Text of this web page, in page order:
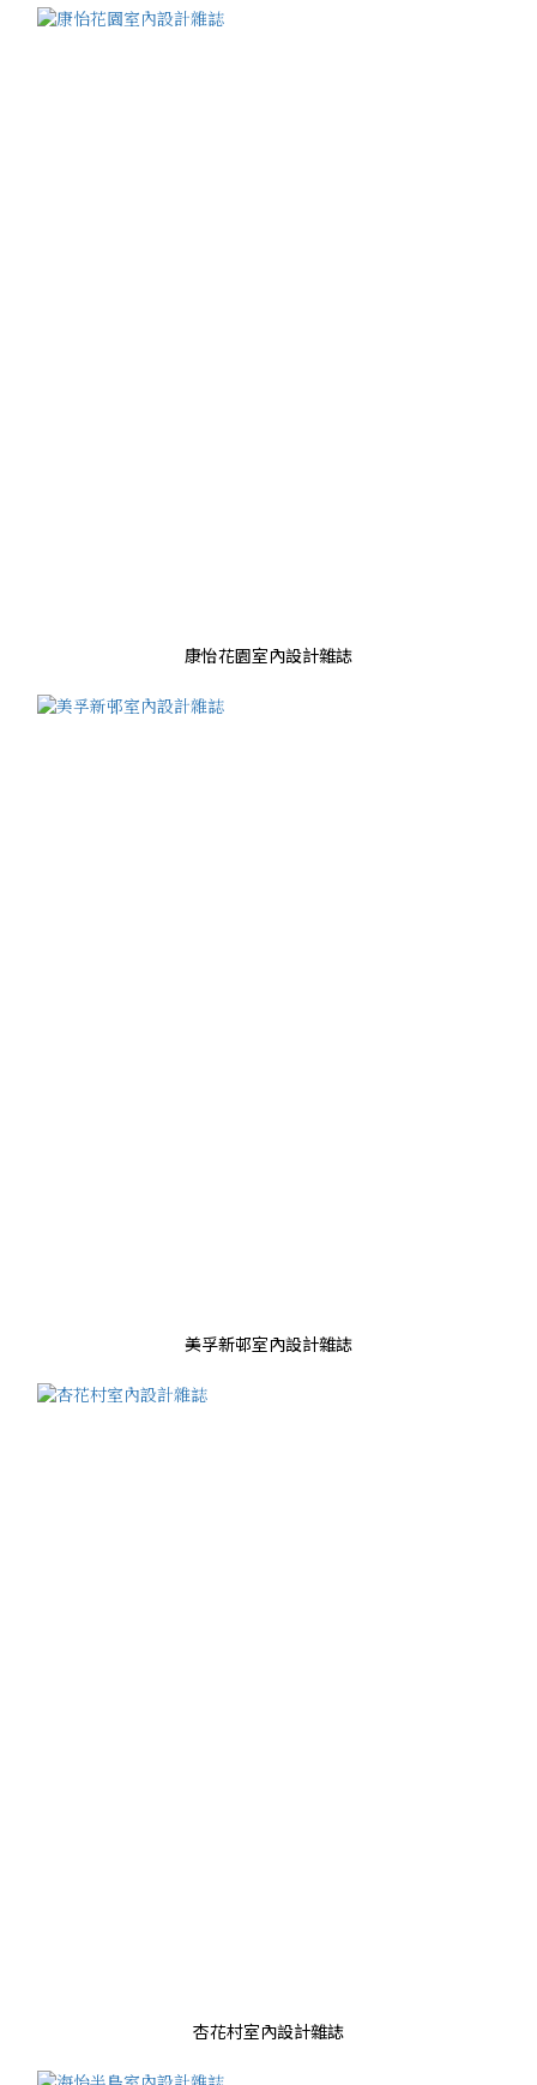
康怡花園室內設計雜誌
美孚新邨室內設計雜誌
杏花村室內設計雜誌